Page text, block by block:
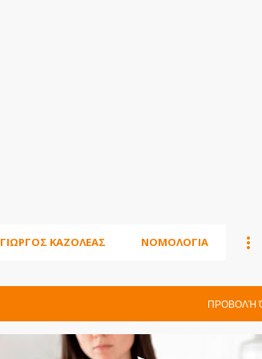
ΓΙΩΡΓΟΣ ΚΑΖΟΛΕΑΣ ΝΟΜΟΛΟΓΙΑ
ΠΡΟΒΟΛΉ